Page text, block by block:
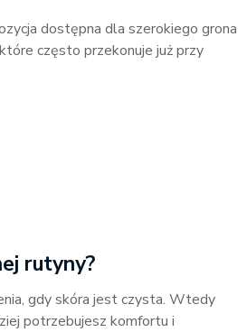
dostępna dla szerokiego grona
często przekonuje już przy
rutyny?
gdy skóra jest czysta. Wtedy
potrzebujesz komfortu i